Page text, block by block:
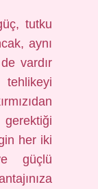
tutku
aynı
vardır
her iki
güçlü